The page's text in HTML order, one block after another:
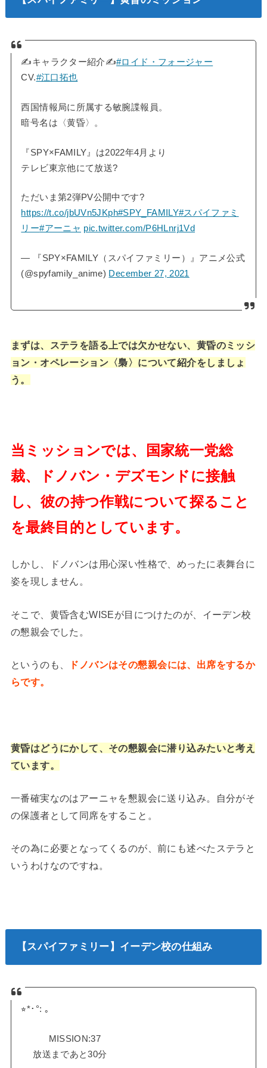
✍️キャラクター紹介✍️#ロイド・フォージャー
CV.#江口拓也
西国情報局に所属する敏腕諜報員。
暗号名は〈黄昏〉。
『SPY×FAMILY』は2022年4月より
テレビ東京他にて放送?
ただいま第2弾PV公開中です?
https://t.co/jbUVn5JKph#SPY_FAMILY#スパイファミ
リー#アーニャ pic.twitter.com/P6HLnrj1Vd
— 『SPY×FAMILY（スパイファミリー）』アニメ公式
(@spyfamily_anime) December 27, 2021
まずは、ステラを語る上では欠かせない、黄昏のミッシ
ョン・オペレーション〈梟〉について紹介をしましょ
う。
当ミッションでは、国家統一党総
裁、ドノバン・デズモンドに接触
し、彼の持つ作戦について探ること
を最終目的としています。
しかし、ドノバンは用心深い性格で、めったに表舞台に
姿を現しません。
そこで、黄昏含むWISEが目につけたのが、イーデン校
の懇親会でした。
というのも、
ドノバンはその懇親会には、出席をするか
らです。
黄昏はどうにかして、その懇親会に潜り込みたいと考え
ています。
一番確実なのはアーニャを懇親会に送り込み。自分がそ
の保護者として同席をすること。
その為に必要となってくるのが、前にも述べたステラと
いうわけなのですね。
【スパイファミリー】イーデン校の仕組み
⭐︎*･°: ｡
MISSION:37
放送まであと30分